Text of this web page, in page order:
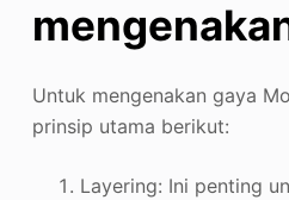
Untuk mengenakan gaya
prinsip utama berikut:
Layering: Ini penting